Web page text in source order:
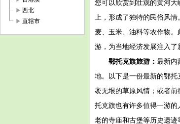
play_arrow 西北
play_arrow 直辖市
您可以欣赏到壮观的黄河
上，形成了独特的民俗风
麦、玉米、油料等农作物
游，为当地经济发展注入了
鄂托克旗旅游： 最新内
地。以下是一份最新的鄂
袤无垠的草原风情；或者
托克旗也有许多值得一游
老的寺庙和古堡等历史遗